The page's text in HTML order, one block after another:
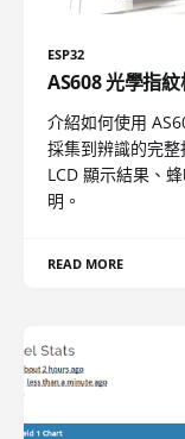
ESP32
AS608 光學指
介紹如何使用
採集到辨識的完
LCD 顯示結果、
明。
READ MORE